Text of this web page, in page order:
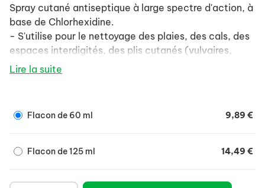
Spray cutané antiseptique à large spectre d'action, à
base de Chlorhexidine.
- S'utilise pour le nettoyage des plaies, des cals, des
espaces interdigités, des plis cutanés (vulvaires,
labiaux) et l'entretien des plaies après opérations.
Lire la suite
Flacon de 60 ml 9,89 €
Flacon de 125 ml 14,49 €